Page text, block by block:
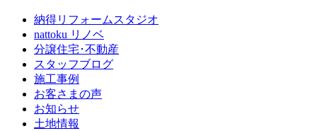
納得リフォームスタジオ
nattoku リノベ
分譲住宅･不動産
スタッフブログ
施工事例
お客さまの声
お知らせ
土地情報